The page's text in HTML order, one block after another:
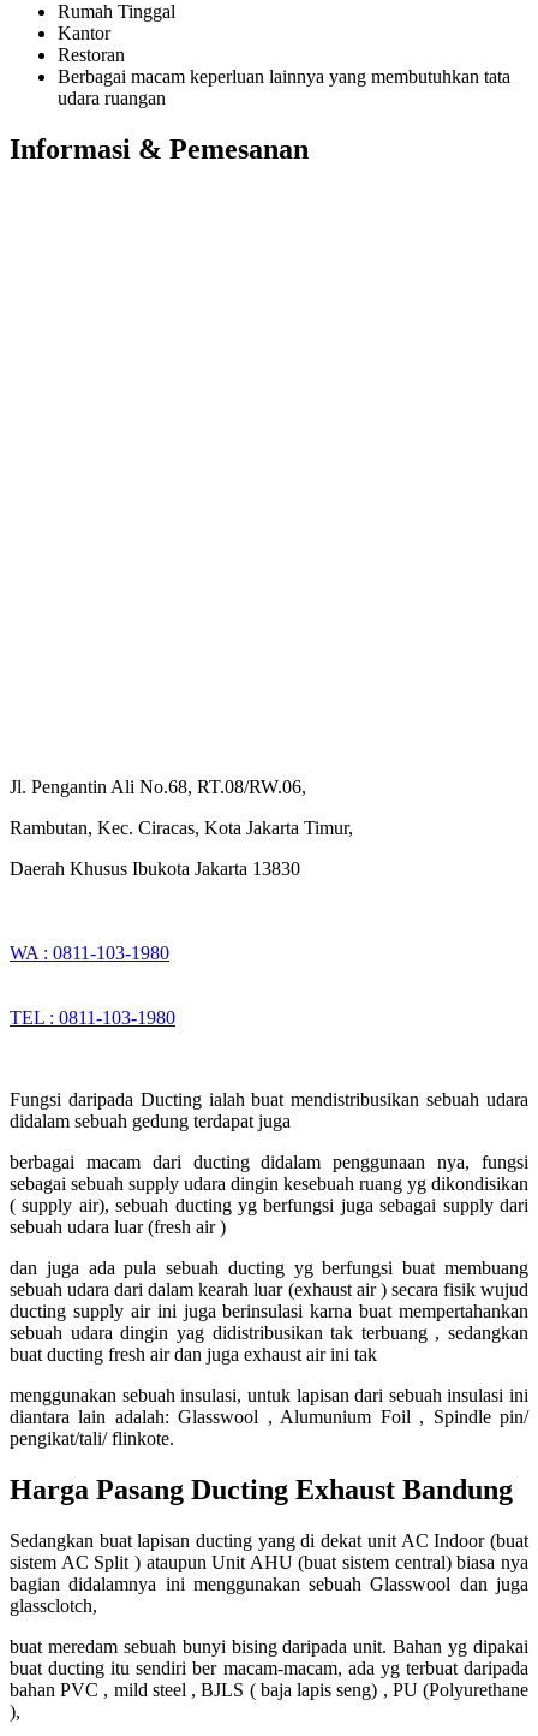
Rumah Tinggal
Kantor
Restoran
Berbagai macam keperluan lainnya yang membutuhkan tata
udara ruangan
Informasi & Pemesanan
Jl. Pengantin Ali No.68, RT.08/RW.06,
Rambutan, Kec. Ciracas, Kota Jakarta Timur,
Daerah Khusus Ibukota Jakarta 13830
WA : 0811-103-1980
TEL : 0811-103-1980
Fungsi daripada Ducting ialah buat mendistribusikan sebuah udara
didalam sebuah gedung terdapat juga
berbagai macam dari ducting didalam penggunaan nya, fungsi
sebagai sebuah supply udara dingin kesebuah ruang yg dikondisikan
( supply air), sebuah ducting yg berfungsi juga sebagai supply dari
sebuah udara luar (fresh air )
dan juga ada pula sebuah ducting yg berfungsi buat membuang
sebuah udara dari dalam kearah luar (exhaust air ) secara fisik wujud
ducting supply air ini juga berinsulasi karna buat mempertahankan
sebuah udara dingin yag didistribusikan tak terbuang , sedangkan
buat ducting fresh air dan juga exhaust air ini tak
menggunakan sebuah insulasi, untuk lapisan dari sebuah insulasi ini
diantara lain adalah: Glasswool , Alumunium Foil , Spindle pin/
pengikat/tali/ flinkote.
Harga Pasang Ducting Exhaust Bandung
Sedangkan buat lapisan ducting yang di dekat unit AC Indoor (buat
sistem AC Split ) ataupun Unit AHU (buat sistem central) biasa nya
bagian didalamnya ini menggunakan sebuah Glasswool dan juga
glassclotch,
buat meredam sebuah bunyi bising daripada unit. Bahan yg dipakai
buat ducting itu sendiri ber macam-macam, ada yg terbuat daripada
bahan PVC , mild steel , BJLS ( baja lapis seng) , PU (Polyurethane
),